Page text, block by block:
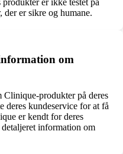
er ikke testet på
der er sikre og humane.
om
produkter på deres
deres kundeservice for at få
er kendt for deres
information om